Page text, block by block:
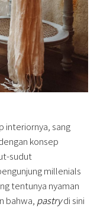
interiornya, sang
konsep
sudut
millenials
tentunya nyaman
bahwa, pastrydi sini